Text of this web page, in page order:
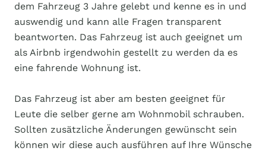
dem Fahrzeug 3 Jahre gelebt und kenne es in und
auswendig und kann alle Fragen transparent
beantworten. Das Fahrzeug ist auch geeignet um
als Airbnb irgendwohin gestellt zu werden da es
eine fahrende Wohnung ist.
Das Fahrzeug ist aber am besten geeignet für
Leute die selber gerne am Wohnmobil schrauben.
Sollten zusätzliche Änderungen gewünscht sein
können wir diese auch ausführen auf Ihre Wünsche